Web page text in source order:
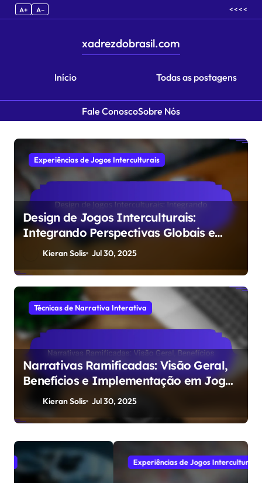
A+ A– < < < <
Início
xadrezdobrasil.com
Todas as postagens
Fale ConoscoSobre Nós
Experiências de Jogos Interculturais
Design de Jogos Interculturais:
Integrando Perspectivas Globais e
Lendas Locais
Kieran Solis Jul 30, 2025
Técnicas de Narrativa Interativa
Narrativas Ramificadas: Visão Geral,
Benefícios e Implementação em Jogos
MóveisKieran Solis Jul 30, 2025
Experiências de Jogos Interculturais